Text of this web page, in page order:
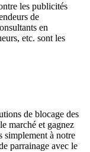
les publicités
de
en
etc. sont les
de blocage des
marché et gagnez
simplement à notre
parrainage avec le